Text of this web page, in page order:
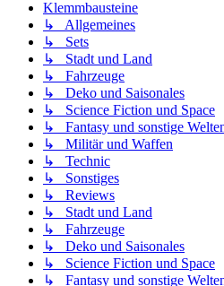
Klemmbausteine
↳ Allgemeines
↳ Sets
↳ Stadt und Land
↳ Fahrzeuge
↳ Deko und Saisonales
↳ Science Fiction und Space
↳ Fantasy und sonstige
↳ Militär und Waffen
↳ Technic
↳ Sonstiges
↳ Reviews
↳ Stadt und Land
↳ Fahrzeuge
↳ Deko und Saisonales
↳ Science Fiction und Space
↳ Fantasy und sonstige